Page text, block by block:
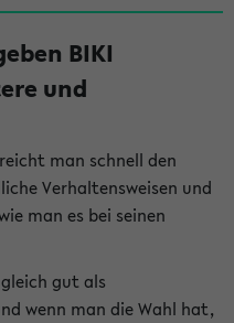
BIKI
und
man schnell den
Verhaltensweisen und
man es bei seinen
gut als
wenn man die Wahl hat,